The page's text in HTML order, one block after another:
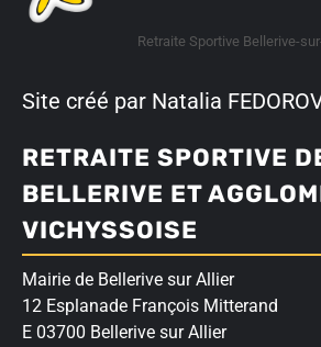
Retraite Sportive Bellerive-
Site créé par Natalia
RETRAITE SPORTIVE
BELLERIVE ET
VICHYSSOISE
Mairie de Bellerive sur Allier
12 Esplanade François Mitterand
E 03700 Bellerive sur Allier